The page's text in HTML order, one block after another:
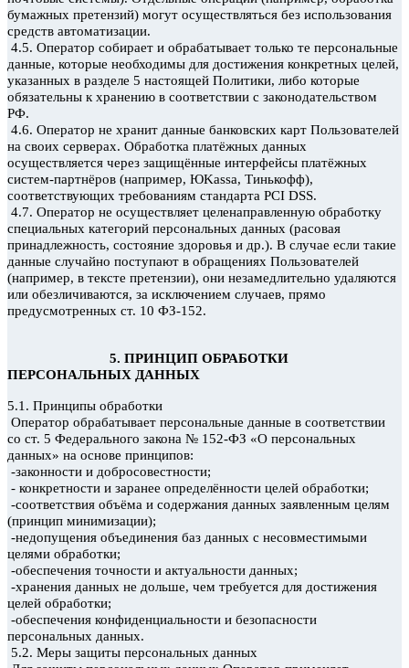
бумажных претензий) могут осуществляться без использования
средств автоматизации.
4.5. Оператор собирает и обрабатывает только те персональные
данные, которые необходимы для достижения конкретных целей,
указанных в разделе 5 настоящей Политики, либо которые
обязательны к хранению в соответствии с законодательством
РФ.
4.6. Оператор не хранит данные банковских карт Пользователей
на своих серверах. Обработка платёжных данных
осуществляется через защищённые интерфейсы платёжных
систем-партнёров (например, ЮKassa, Тинькофф),
соответствующих требованиям стандарта PCI DSS.
4.7. Оператор не осуществляет целенаправленную обработку
специальных категорий персональных данных (расовая
принадлежность, состояние здоровья и др.). В случае если такие
данные случайно поступают в обращениях Пользователей
(например, в тексте претензии), они незамедлительно удаляются
или обезличиваются, за исключением случаев, прямо
предусмотренных ст. 10 ФЗ-152.
5. ПРИНЦИП ОБРАБОТКИ
ПЕРСОНАЛЬНЫХ ДАННЫХ
5.1. Принципы обработки
Оператор обрабатывает персональные данные в соответствии
со ст. 5 Федерального закона № 152-ФЗ «О персональных
данных» на основе принципов:
-законности и добросовестности;
- конкретности и заранее определённости целей обработки;
-соответствия объёма и содержания данных заявленным целям
(принцип минимизации);
-недопущения объединения баз данных с несовместимыми
целями обработки;
-обеспечения точности и актуальности данных;
-хранения данных не дольше, чем требуется для достижения
целей обработки;
-обеспечения конфиденциальности и безопасности
персональных данных.
5.2. Меры защиты персональных данных